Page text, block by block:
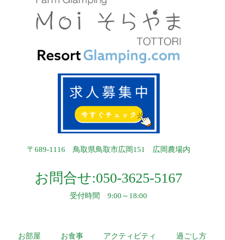
〒689-1116 鳥取県鳥取市広岡151 広岡農場内
お問合せ:050-3625-5167
受付時間 9:00～18:00
お部屋 お食事 アクティビティ 過ごし方